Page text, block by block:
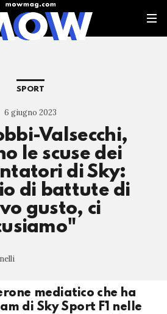
SPORT
6 giugno 2023
Valsecchi,
le scuse dei
di Sky:
di battute di
gusto, ci
mediatico che ha
di Sky Sport F1 nelle